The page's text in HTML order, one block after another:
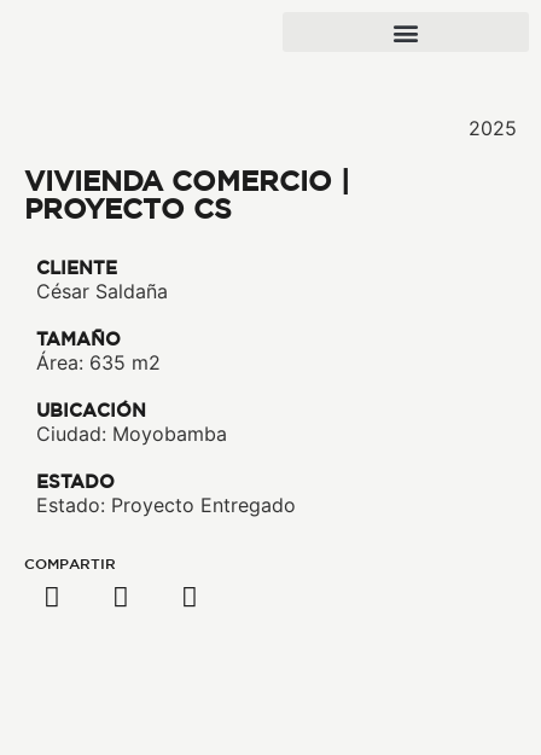
2025
VIVIENDA COMERCIO |
PROYECTO CS
CLIENTE
César Saldaña
TAMAÑO
Área: 635 m2
UBICACIÓN
Ciudad: Moyobamba
ESTADO
Estado: Proyecto Entregado
COMPARTIR